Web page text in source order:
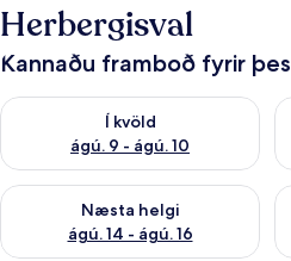
Herbergisval
Kannaðu framboð fyrir
Í kvöld
ágú. 9 - ágú. 10
Athuga framboð í kvöld ágú. 9 -
Næsta helgi
ágú. 14 - ágú. 16
Athuga framboð næstu helgi ágú.